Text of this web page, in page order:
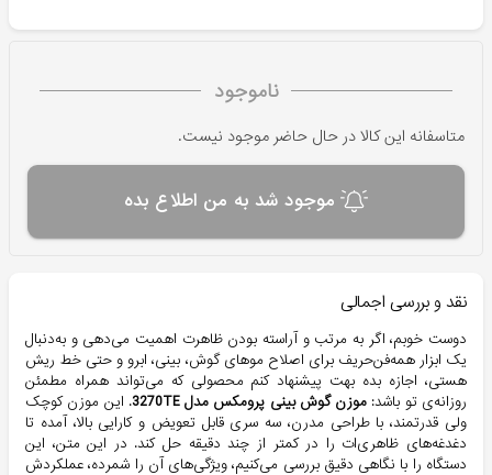
ناموجود
متاسفانه این کالا در حال حاضر موجود نیست.
موجود شد به من اطلاع بده
نقد و بررسی اجمالی
دوست خوبم، اگر به مرتب و آراسته بودن ظاهرت اهمیت می‌دهی و به‌دنبال
یک ابزار همه‌فن‌حریف برای اصلاح موهای گوش، بینی، ابرو و حتی خط ریش
هستی، اجازه بده بهت پیشنهاد کنم محصولی که می‌تواند همراه مطمئن
روزانه‌ی تو باشد: موزن گوش بینی پرومکس مدل 3270TE
. این موزن کوچک
ولی قدرتمند، با طراحی مدرن، سه سری قابل تعویض و کارایی بالا، آمده تا
دغدغه‌های ظاهری‌ات را در کمتر از چند دقیقه حل کند. در این متن، این
دستگاه را با نگاهی دقیق بررسی می‌کنیم، ویژگی‌های آن را شمرده، عملکردش